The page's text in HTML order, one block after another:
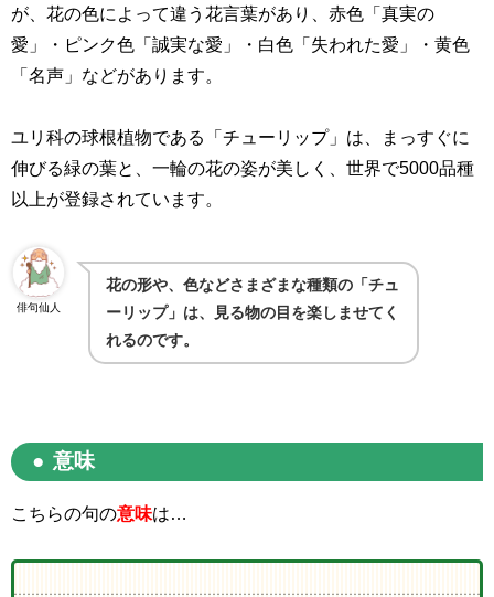
が、花の色によって違う花言葉があり、赤色「真実の
愛」・ピンク色「誠実な愛」・白色「失われた愛」・黄色
「名声」などがあります。
ユリ科の球根植物である「チューリップ」は、まっすぐに
伸びる緑の葉と、一輪の花の姿が美しく、世界で5000品種
以上が登録されています。
俳句仙人
花の形や、色などさまざまな種類の「チュ
ーリップ」は、見る物の目を楽しませてく
れるのです。
意味
こちらの句の意味は…